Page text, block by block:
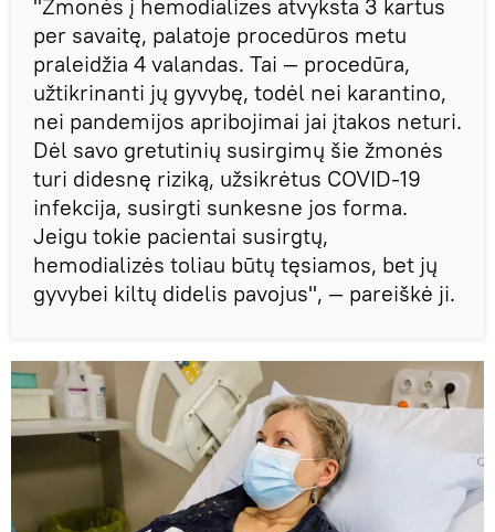
"Žmonės į hemodializes atvyksta 3 kartus
per savaitę, palatoje procedūros metu
praleidžia 4 valandas. Tai — procedūra,
užtikrinanti jų gyvybę, todėl nei karantino,
nei pandemijos apribojimai jai įtakos neturi.
Dėl savo gretutinių susirgimų šie žmonės
turi didesnę riziką, užsikrėtus COVID-19
infekcija, susirgti sunkesne jos forma.
Jeigu tokie pacientai susirgtų,
hemodializės toliau būtų tęsiamos, bet jų
gyvybei kiltų didelis pavojus", — pareiškė ji.